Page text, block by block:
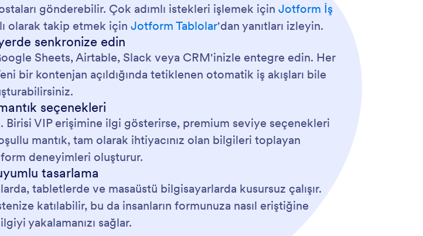
gönderebilir. Çok adımlı istekleri işlemek içinJotform İş
olarak takip etmek içinJotform Tablolar'dan yanıtları izleyin.
senkronize edin
Sheets, Airtable, Slack veya CRM'inizle entegre edin. Her
bir kontenjan açıldığında tetiklenen otomatik iş akışları bile
seçenekleri
Birisi VIP erişimine ilgi gösterirse, premium seviye seçenekleri
mantık, tam olarak ihtiyacınız olan bilgileri toplayan
deneyimleri oluşturur.
tasarlama
tabletlerde ve masaüstü bilgisayarlarda kusursuz çalışır.
katılabilir, bu da insanların formunuza nasıl eriştiğine
yakalamanızı sağlar.